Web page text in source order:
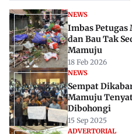
NEWS
Imbas Petugas
dan Bau Tak
Mamuju
18 Feb 2026
NEWS
Sempat
Mamuju
Dibohongi
15 Sep 2025
ADVERTORIAL